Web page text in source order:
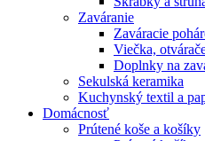
Zaváranie
Zaváracie
Viečka,
Doplnky na
Sekulská keramika
Kuchynský textil a
Domácnosť
Prútené koše a košíky